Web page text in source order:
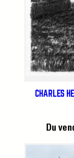
CHARLES
Du